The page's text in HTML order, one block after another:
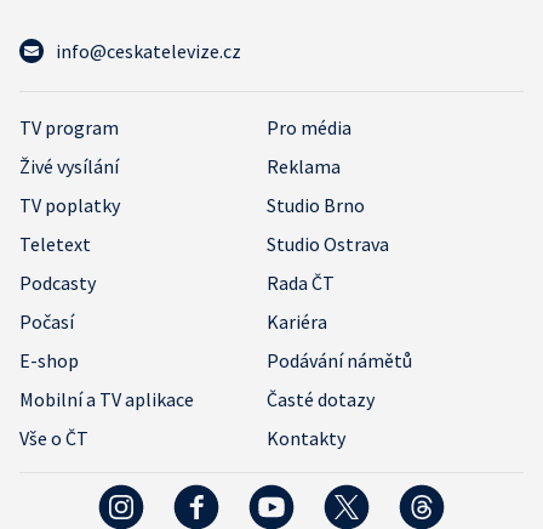
info@ceskatelevize.cz
TV program
Pro média
Živé vysílání
Reklama
TV poplatky
Studio Brno
Teletext
Studio Ostrava
Podcasty
Rada ČT
Počasí
Kariéra
E-shop
Podávání námětů
Mobilní a TV aplikace
Časté dotazy
Vše o ČT
Kontakty